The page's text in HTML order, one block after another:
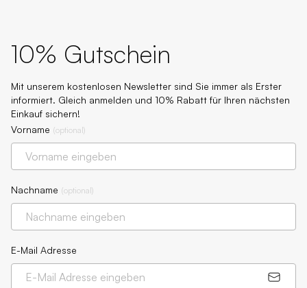
10% Gutschein
Mit unserem kostenlosen Newsletter sind Sie immer als Erster
informiert. Gleich anmelden und 10% Rabatt für Ihren nächsten
Einkauf sichern!
Vorname (optional)
Nachname (optional)
E-Mail Adresse